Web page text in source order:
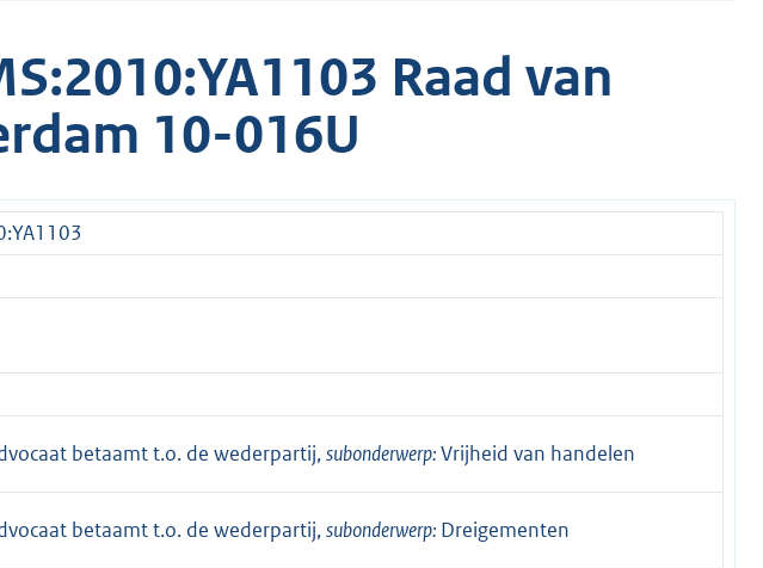
Raad van
10-016U
betaamt t.o. de wederpartij,subonderwerp:Vrijheid van handelen
betaamt t.o. de wederpartij,subonderwerp: Dreigementen